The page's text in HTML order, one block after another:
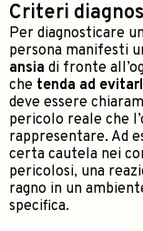
Criteri
Per diagnosticare
persona manifesti
ansia di fronte
che tenda ad
deve essere
pericolo reale che
rappresentare. Ad
certa cautela nei
pericolosi, una
ragno in un
specifica.